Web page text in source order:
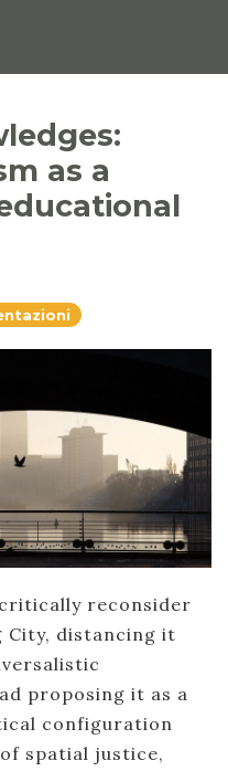
as a
reconsider
City, distancing it
proposing it as a
configuration
spatial justice,